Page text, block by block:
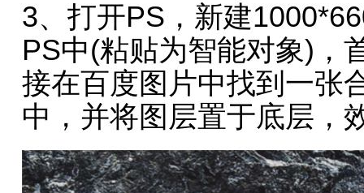
3、打开PS，新建
PS中(粘贴为智能对象)，
接在百度图片中找到一张
中，并将图层置于底层，